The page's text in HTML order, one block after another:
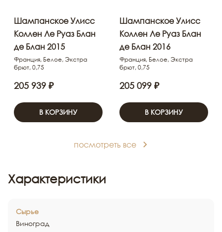
Шампанское Улисс
Коллен Ле Руаз Блан
де Блан 2015
Франция, Белое, Экстра
брют, 0,75
205 939 ₽
В КОРЗИНУ
Шампанское Улисс
Коллен Ле Руаз Блан
де Блан 2016
Франция, Белое, Экстра
брют, 0,75
205 099 ₽
В КОРЗИНУ
посмотреть все
Характеристики
Сырье
Виноград